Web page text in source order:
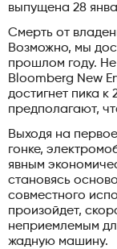
выпущена 28
Смерть от
Возможно, мы
прошлом году.
Bloomberg New
достигнет пика к
предполагают,
Выходя на
гонке,
явным
становясь
совместного
произойдет,
неприемлемым
жадную машину.